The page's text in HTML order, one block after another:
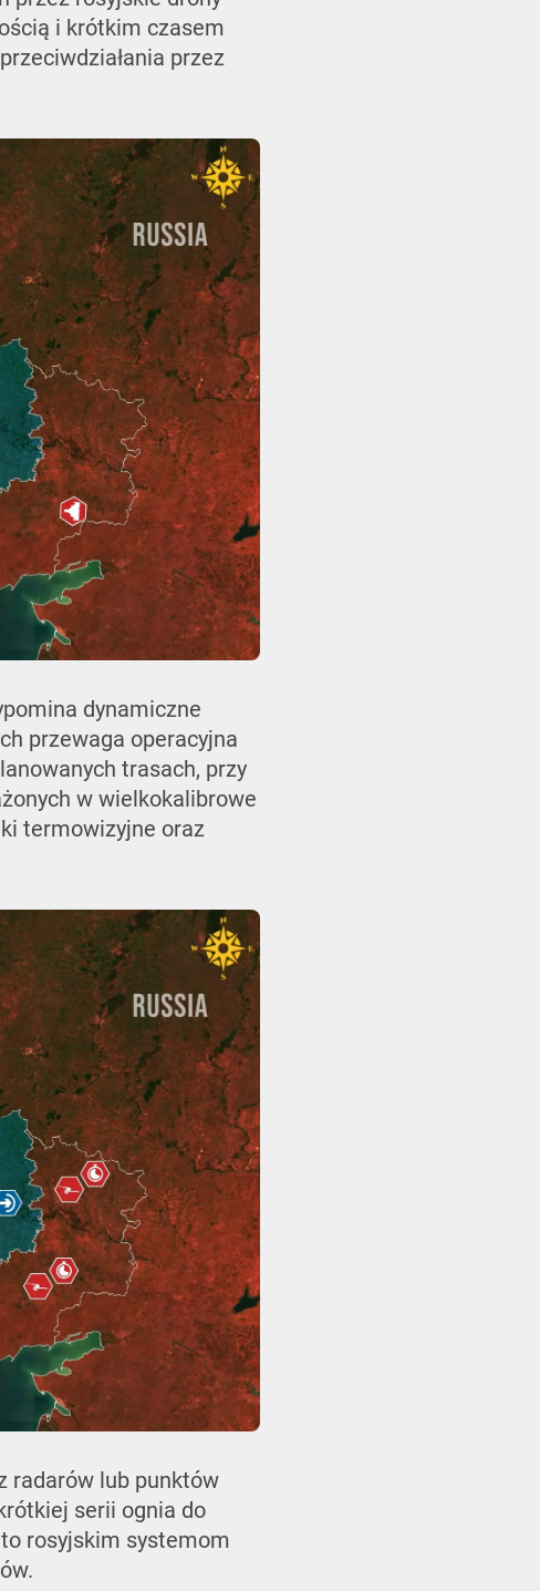
i krótkim czasem
przez
dynamiczne
przewaga operacyjna
trasach, przy
w wielkokalibrowe
termowizyjne oraz
radarów lub punktów
serii ognia do
rosyjskim systemom